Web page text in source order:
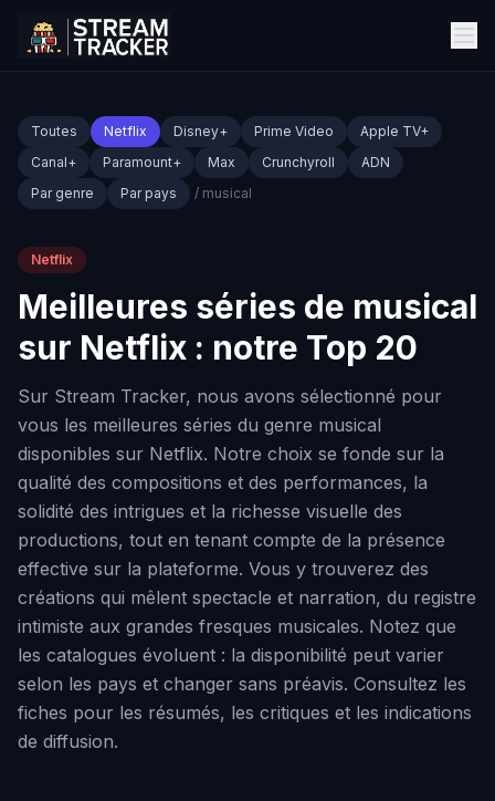
Toutes Netflix Disney+ Prime Video
Apple TV+
Canal+
Paramount+ Max Crunchyroll
ADN
Par genre
Par pays / musical
Netflix
Meilleures séries de musical
sur Netflix : notre Top 20
Sur Stream Tracker, nous avons sélectionné pour
vous les meilleures séries du genre musical
disponibles sur Netflix. Notre choix se fonde sur la
qualité des compositions et des performances, la
solidité des intrigues et la richesse visuelle des
productions, tout en tenant compte de la présence
effective sur la plateforme. Vous y trouverez des
créations qui mêlent spectacle et narration, du registre
intimiste aux grandes fresques musicales. Notez que
les catalogues évoluent : la disponibilité peut varier
selon les pays et changer sans préavis. Consultez les
fiches pour les résumés, les critiques et les indications
de diffusion.